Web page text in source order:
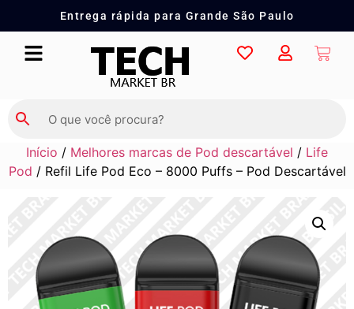
Entrega rápida para Grande São Paulo
Início / Melhores marcas de Pod descartável / Life
Pod / Refil Life Pod Eco – 8000 Puffs – Pod Descartável